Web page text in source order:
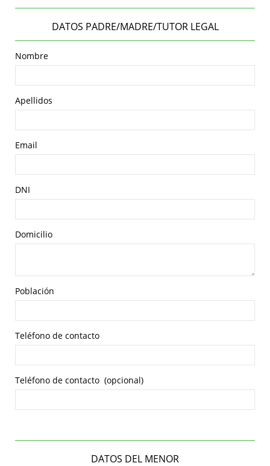
DATOS PADRE/MADRE/TUTOR LEGAL
Nombre
Apellidos
Email
DNI
Domicilio
Población
Teléfono de contacto
Teléfono de contacto (opcional)
DATOS DEL MENOR